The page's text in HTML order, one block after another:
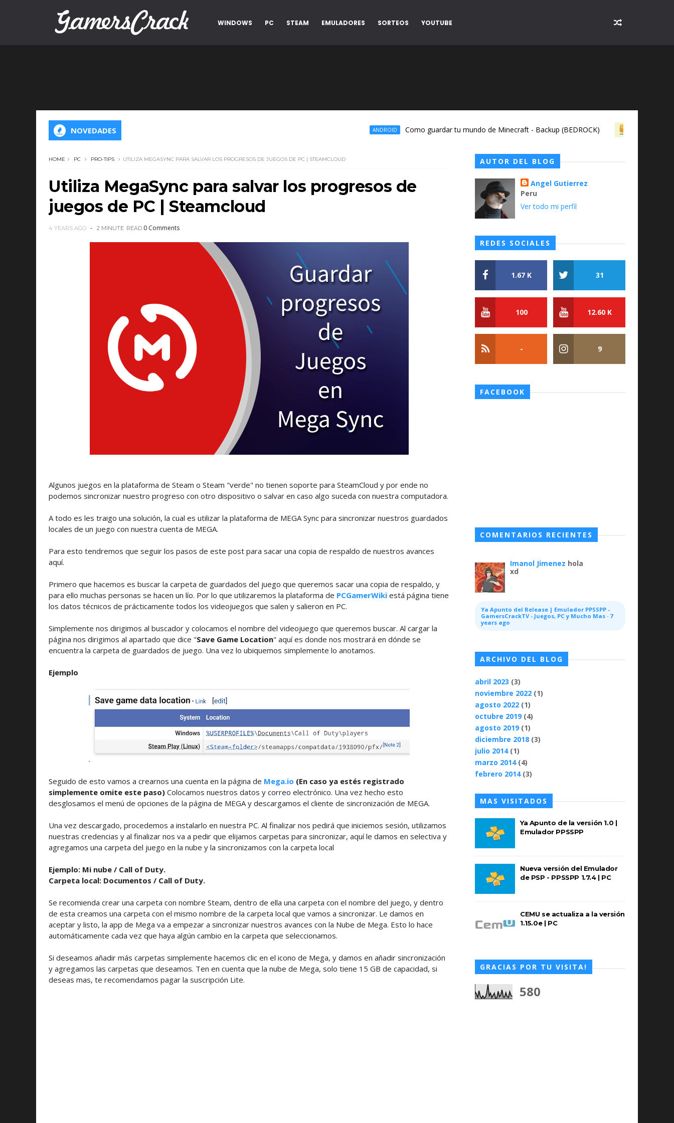
WINDOWS PC STEAM EMULADORES SORTEOS YOUTUBE
NOVEDADES ANDROID Como guardar tu mundo de Minecraft - Backup (BEDROCK) APPX
HOME PC PRO-TIPS UTILIZA MEGASYNC PARA SALVAR LOS PROGRESOS DE JUEGOS DE PC | STEAMCLOUD
Utiliza MegaSync para salvar los progresos de
juegos de PC | Steamcloud
4 YEARS AGO 2 MINUTE READ 0 Comments
Algunos juegos en la plataforma de Steam o Steam "verde" no tienen soporte para SteamCloud y por ende no
podemos sincronizar nuestro progreso con otro dispositivo o salvar en caso algo suceda con nuestra computadora.
A todo es les traigo una solución, la cual es utilizar la plataforma de MEGA Sync para sincronizar nuestros guardados
locales de un juego con nuestra cuenta de MEGA.
Para esto tendremos que seguir los pasos de este post para sacar una copia de respaldo de nuestros avances
aquí.
Primero que hacemos es buscar la carpeta de guardados del juego que queremos sacar una copia de respaldo, y
para ello muchas personas se hacen un lío. Por lo que utilizaremos la plataforma de PCGamerWiki está página tiene
los datos técnicos de prácticamente todos los videojuegos que salen y salieron en PC.
Simplemente nos dirigimos al buscador y colocamos el nombre del videojuego que queremos buscar. Al cargar la
página nos dirigimos al apartado que dice "Save Game Location" aquí es donde nos mostrará en dónde se
encuentra la carpeta de guardados de juego. Una vez lo ubiquemos simplemente lo anotamos.
Ejemplo
Seguido de esto vamos a crearnos una cuenta en la página de Mega.io (En caso ya estés registrado
simplemente omite este paso) Colocamos nuestros datos y correo electrónico. Una vez hecho esto
desglosamos el menú de opciones de la página de MEGA y descargamos el cliente de sincronización de MEGA.
Una vez descargado, procedemos a instalarlo en nuestra PC. Al finalizar nos pedirá que iniciemos sesión, utilizamos
nuestras credencias y al finalizar nos va a pedir que elijamos carpetas para sincronizar, aquí le damos en selectiva y
agregamos una carpeta del juego en la nube y la sincronizamos con la carpeta local
Ejemplo: Mi nube / Call of Duty.
Carpeta local: Documentos / Call of Duty.
Se recomienda crear una carpeta con nombre Steam, dentro de ella una carpeta con el nombre del juego, y dentro
de esta creamos una carpeta con el mismo nombre de la carpeta local que vamos a sincronizar. Le damos en
aceptar y listo, la app de Mega va a empezar a sincronizar nuestros avances con la Nube de Mega. Esto lo hace
automáticamente cada vez que haya algún cambio en la carpeta que seleccionamos.
Si deseamos añadir más carpetas simplemente hacemos clic en el icono de Mega, y damos en añadir sincronización
y agregamos las carpetas que deseamos. Ten en cuenta que la nube de Mega, solo tiene 15 GB de capacidad, si
deseas mas, te recomendamos pagar la suscripción Lite.
AUTOR DEL BLOG
Angel Gutierrez
Peru
Ver todo mi perfil
REDES SOCIALES
1.67 K 31
100 12.60 K
- 9
FACEBOOK
COMENTARIOS RECIENTES
Imanol Jimenez hola
xd
Ya Apunto del Release | Emulador PPSSPP -
GamersCrackTV - Juegos, PC y Mucho Mas · 7
years ago
ARCHIVO DEL BLOG
abril 2023 (3)
noviembre 2022 (1)
agosto 2022 (1)
octubre 2019 (4)
agosto 2019 (1)
diciembre 2018 (3)
julio 2014(1)
marzo 2014(4)
febrero 2014(3)
MAS VISITADOS
Ya Apunto de la versión 1.0 |
Emulador PPSSPP
Nueva versión del Emulador
de PSP - PPSSPP 1.7.4 | PC
CEMU se actualiza a la versión
1.15.0e | PC
GRACIAS POR TU VISITA!
580